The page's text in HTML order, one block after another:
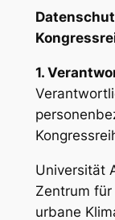
1.
Universität
Zentrum
urbane